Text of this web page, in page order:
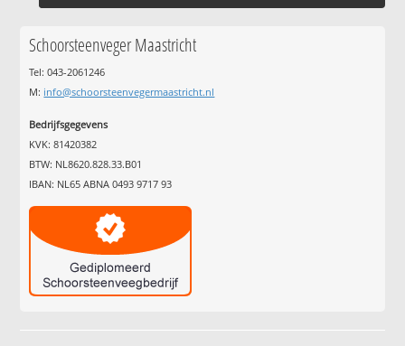
Schoorsteenveger Maastricht
Tel: 043-2061246
M: info@schoorsteenvegermaastricht.nl
Bedrijfsgegevens
KVK: 81420382
BTW: NL8620.828.33.B01
IBAN: NL65 ABNA 0493 9717 93